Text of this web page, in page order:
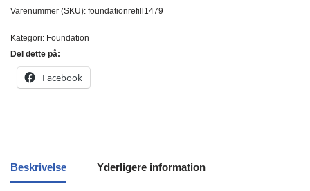
Varenummer (SKU): foundationrefill1479
Kategori: Foundation
Del dette på:
Facebook
Beskrivelse Yderligere information